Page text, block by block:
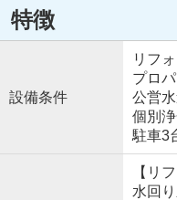
特徴
設備条件
リフ
プロ
公営
個別
駐車3
【リ
水回